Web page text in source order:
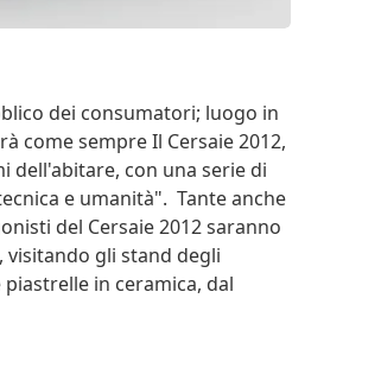
dei consumatori; luogo in
come sempre Il Cersaie 2012,
dell'abitare, con una serie di
e umanità". Tante anche
del Cersaie 2012 saranno
visitando gli stand degli
in ceramica, dal